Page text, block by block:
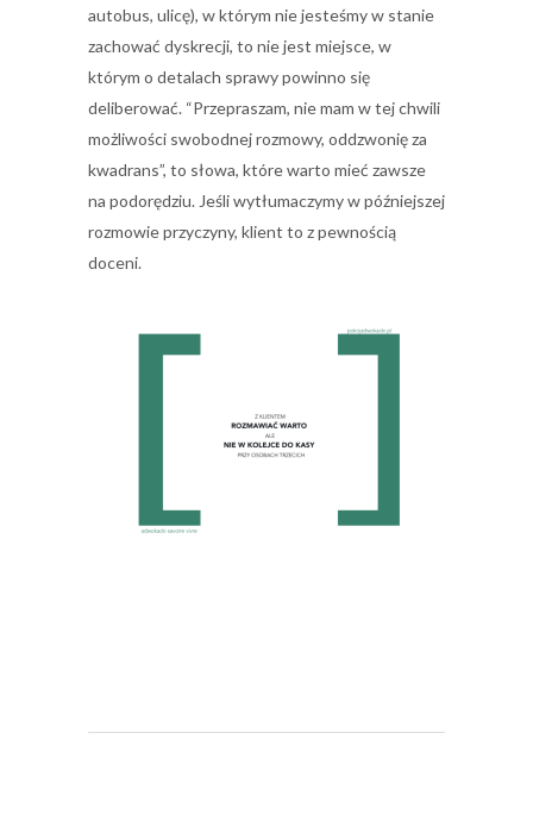
autobus, ulicę), w którym nie jesteśmy w stanie
zachować dyskrecji, to nie jest miejsce, w
którym o detalach sprawy powinno się
deliberować. “Przepraszam, nie mam w tej chwili
możliwości swobodnej rozmowy, oddzwonię za
kwadrans”, to słowa, które warto mieć zawsze
na podorędziu. Jeśli wytłumaczymy w późniejszej
rozmowie przyczyny, klient to z pewnością
doceni.